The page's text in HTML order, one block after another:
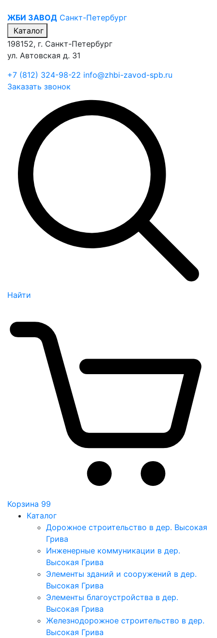
ЖБИ ЗАВОД Санкт-Петербург
Каталог
198152, г. Санкт-Петербург
ул. Автовская д. 31
+7 (812) 324-98-22 info@zhbi-zavod-spb.ru
Заказать звонок
Найти
Корзина 99
Каталог
Дорожное строительство в дер. Высокая
Грива
Инженерные коммуникации в дер.
Высокая Грива
Элементы зданий и сооружений в дер.
Высокая Грива
Элементы благоустройства в дер.
Высокая Грива
Железнодорожное строительство в дер.
Высокая Грива